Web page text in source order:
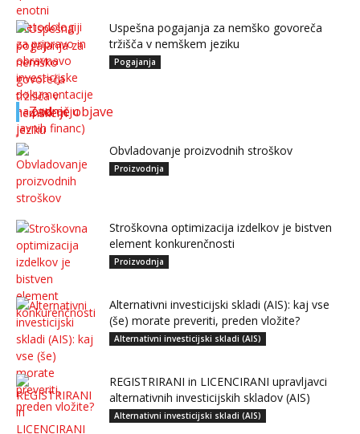
Uspešna pogajanja za nemško govoreča
tržišča v nemškem jeziku
Pogajanja
Zadnje objave
Obvladovanje proizvodnih stroškov
Proizvodnja
Stroškovna optimizacija izdelkov je bistven
element konkurenčnosti
Proizvodnja
Alternativni investicijski skladi (AIS): kaj vse
(še) morate preveriti, preden vložite?
Alternativni investicijski skladi (AIS)
REGISTRIRANI in LICENCIRANI upravljavci
alternativnih investicijskih skladov (AIS)
Alternativni investicijski skladi (AIS)